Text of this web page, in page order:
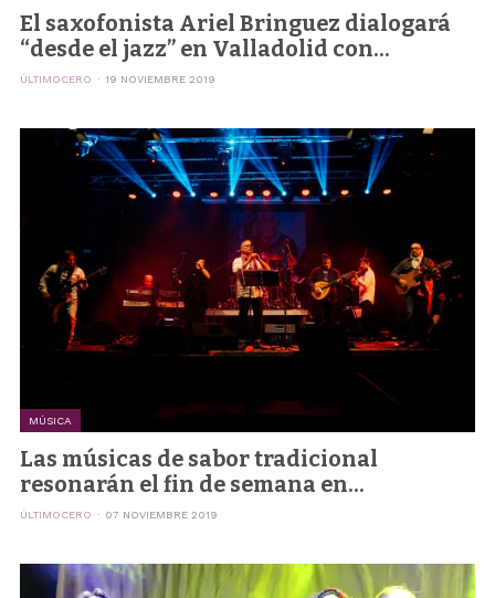
El saxofonista Ariel Bringuez dialogará
“desde el jazz” en Valladolid con...
ÚLTIMOCERO 19 NOVIEMBRE 2019
MÚSICA
Las músicas de sabor tradicional
resonarán el fin de semana en...
ÚLTIMOCERO 07 NOVIEMBRE 2019